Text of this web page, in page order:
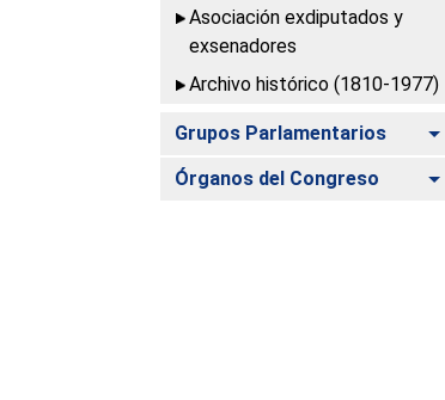
Asociación exdiputados y
exsenadores
Archivo histórico (1810-1977)
Grupos Parlamentarios
Órganos del Congreso